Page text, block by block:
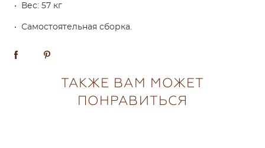
• Вес: 57 кг
• Самостоятельная сборка.
ТАКЖЕ ВАМ МОЖЕТ
ПОНРАВИТЬСЯ